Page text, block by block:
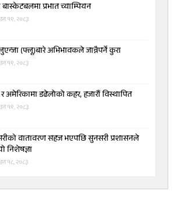
डिपो बास्केटबलमा प्रभात च्याम्पियन
१९, २०८३
(फ्लू)बारे अभिभावकले जान्नैपर्ने कुरा
१९, २०८३
र अमेरिकामा डढेलोको कहर, हजारौं विस्थापित
१९, २०८३
वातावरण सहज भएपछि सुनसरी प्रशासनले
निशेषज्ञा
१८, २०८३